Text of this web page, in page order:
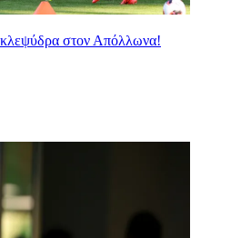
κλεψύδρα στον Απόλλωνα!